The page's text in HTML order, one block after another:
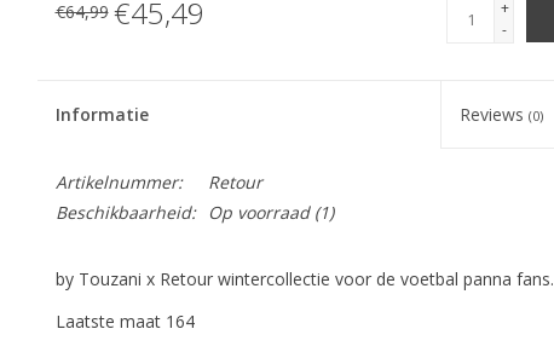
€64,99 €45,49
+
-
Informatie Reviews(0)
Artikelnummer:
Retour
Beschikbaarheid:
Op voorraad(1)
by Touzani x Retour wintercollectie voor de voetbal panna fans.
Laatste maat 164